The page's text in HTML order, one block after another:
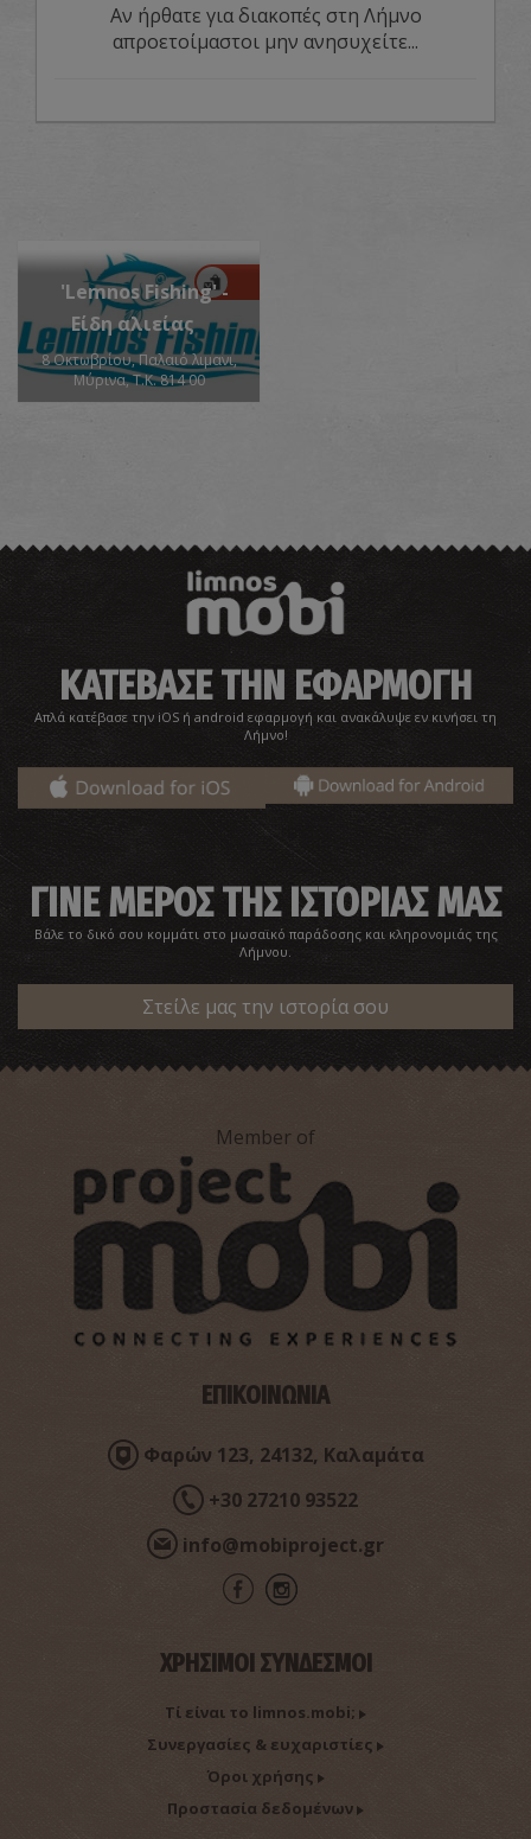
Αν ήρθατε για διακοπές στη Λήμνο
απροετοίμαστοι μην ανησυχείτε...
'Lemnos Fishing' -
Είδη αλιείας
8 Οκτωβρίου, Παλαιό λιμανι,
Μύρινα, Τ.Κ. 814 00
ΚΑΤΕΒΑΣΕ ΤΗΝ ΕΦΑΡΜΟΓΗ
Απλά κατέβασε την iOS ή android εφαρμογή και ανακάλυψε εν κινήσει τη
Λήμνο!
ΓΙΝΕ ΜΕΡΟΣ ΤΗΣ ΙΣΤΟΡΙΑΣ ΜΑΣ
Βάλε το δικό σου κομμάτι στο μωσαϊκό παράδοσης και κληρονομιάς της
Λήμνου.
Στείλε μας την ιστορία σου
Member of
ΕΠΙΚΟΙΝΩΝΙΑ
Φαρών 123, 24132, Καλαμάτα
+30 27210 93522
info@mobiproject.gr
ΧΡΗΣΙΜΟΙ ΣΥΝΔΕΣΜΟΙ
Τί είναι το limnos.mobi;
Συνεργασίες & ευχαριστίες
Όροι χρήσης
Προστασία δεδομένων